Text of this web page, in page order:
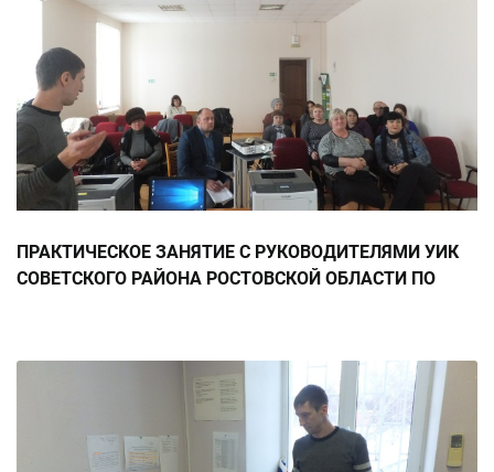
ПРАКТИЧЕСКОЕ ЗАНЯТИЕ С РУКОВОДИТЕЛЯМИ УИК
СОВЕТСКОГО РАЙОНА РОСТОВСКОЙ ОБЛАСТИ ПО